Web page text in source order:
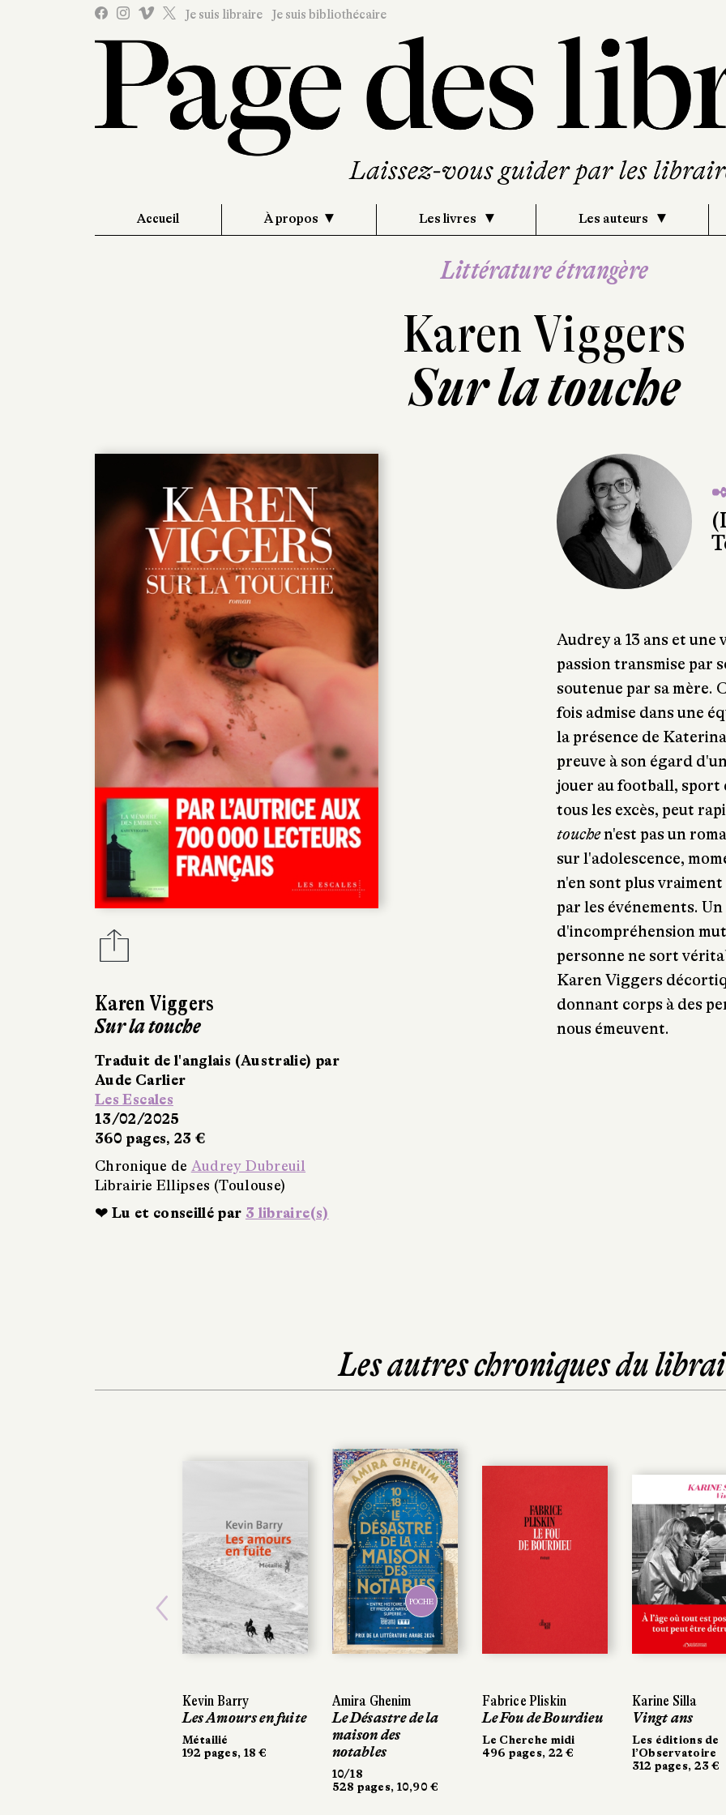
Je suis libraire Je suis bibliothécaire
Accueil À propos Les livres Les auteurs
Littérature étrangère
Karen Viggers
Sur la touche
Karen Viggers
Sur la touche
Traduit de l'anglais (Australie) par
Aude Carlier
Les Escales
13/02/2025
360 pages, 23 €
Chronique de Audrey Dubreuil
Librairie Ellipses (Toulouse)
❤ Lu et conseillé par 3 libraire(s)
Audrey a 13 ans et
passion transmise par
soutenue par sa mère.
fois admise dans une
la présence de
preuve à son égard
jouer au football, sport
tous les excès, peut
touchen'est pas un
sur l'adolescence,
n'en sont plus
par les événements.
d'incompréhension
personne ne sort
Karen Viggers
donnant corps à des
nous émeuvent.
Les autres chroniques du
Kevin Barry
Les Amours en fuite
Métailié
192 pages, 18 €
POCHE
Amira Ghenim
Le Désastre de la
maison des
notables
10/18
528 pages, 10,90 €
Fabrice Pliskin
Le Fou de Bourdieu
Le Cherche midi
496 pages, 22 €
Karine Silla
Vingt ans
Les éditions de
l’Observatoire
312 pages, 23 €
POCHE
Amira Ghenim
Le Désastre de la
maison des
notables
10/18
528 pages, 10,90 €
Fabrice Pliskin
Le Fou de Bourdieu
Le Cherche midi
496 pages, 22 €
Karine Silla
Vingt ans
Les éditions de
l’Observatoire
312 pages, 23 €
Previous